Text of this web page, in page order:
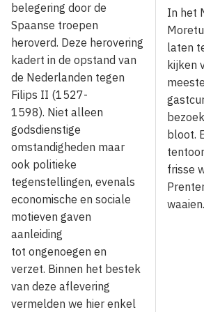
belegering door de
Spaanse troepen
heroverd. Deze herovering
kadert in de opstand van
de Nederlanden tegen
Filips II (1527-
1598). Niet alleen
godsdienstige
omstandigheden maar
ook politieke
tegenstellingen, evenals
economische en sociale
motieven gaven
aanleiding
tot ongenoegen en
verzet. Binnen het bestek
van deze aflevering
vermelden we hier enkel
In het
laten
kijken
bloot.
frisse
waaien.